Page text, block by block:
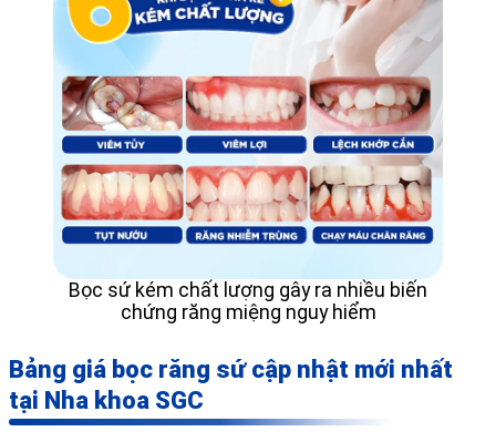
Bọc sứ kém chất lượng gây ra nhiều biến
chứng răng miệng nguy hiểm
Bảng giá bọc răng sứ cập nhật mới nhất
tại Nha khoa SGC